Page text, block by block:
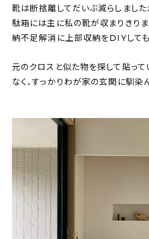
靴は断捨離してだいぶ減らしまし
駄箱には主に私の靴が収まりきりま
納不足解消に上部収納をDIYしても
元のクロスと似た物を探して貼って
なく、すっかりわが家の玄関に馴染